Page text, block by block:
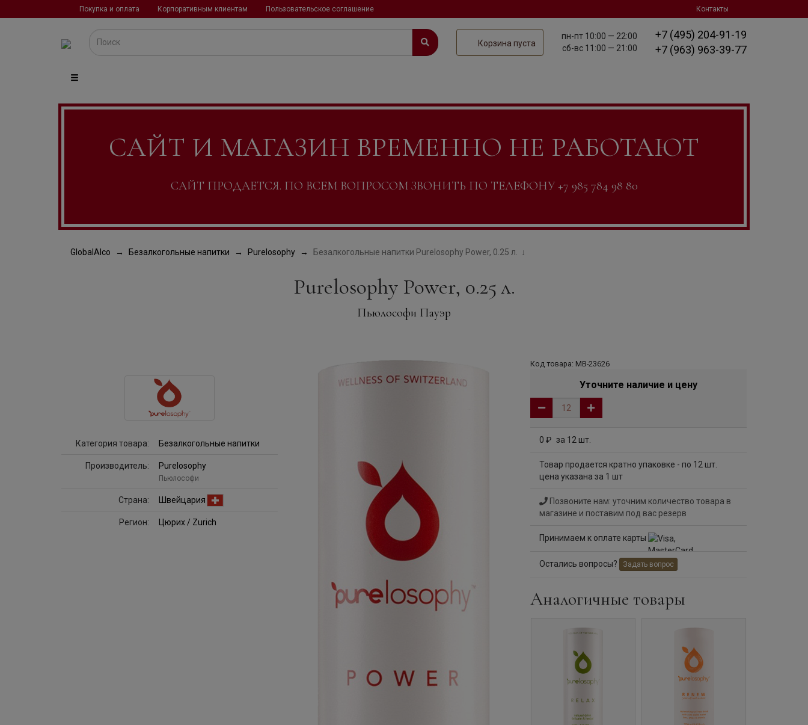
Покупка и оплата Корпоративным клиентам Пользовательское соглашение Контакты
Корзина пуста
пн-пт 10:00 — 22:00
сб-вс 11:00 — 21:00
+7 (495) 204-91-19
+7 (963) 963-39-77
САЙТ И МАГАЗИН ВРЕМЕННО НЕ РАБОТАЮТ
САЙТ ПРОДАЕТСЯ. ПО ВСЕМ ВОПРОСОМ ЗВОНИТЬ ПО ТЕЛЕФОНУ +7 985 784 98 80
GlobalAlco Безалкогольные напитки Purelosophy Безалкогольные напитки Purelosophy Power, 0.25 л.
Purelosophy Power, 0.25 л.
Пьюлософи Пауэр
Код товара: МВ-23626
Уточните наличие и цену
0 руб
за 12 шт.
Товар продается кратно упаковке - по 12 шт.
цена указана за 1 шт
Позвоните нам: уточним количество товара в
магазине и поставим под вас резерв
Принимаем к оплате карты
Остались вопросы? Задать вопрос
Аналогичные товары
Категория товара: Безалкогольные напитки
Производитель: Purelosophy
Пьюлософи
Страна: Швейцария
Регион: Цюрих / Zurich